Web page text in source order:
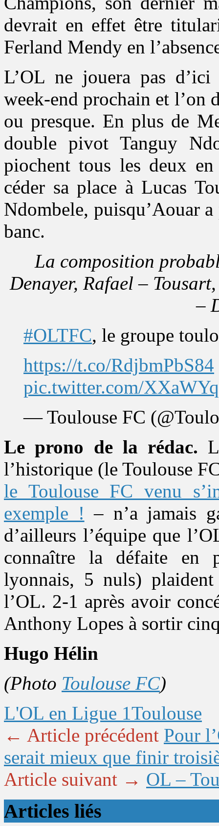
devrait en effet être
Ferland Mendy en
L’OL ne jouera pas
week-end prochain et l’on
ou presque. En plus de
double pivot Tanguy
piochent tous les deux
céder sa place à Lucas
Ndombele, puisqu’Aouar
banc.
La composition
Denayer, Rafael –
–
#OLTFC, le groupe
https://t.co/RdjbmPbS84
pic.twitter.com/
— Toulouse FC
Le prono de la rédac.
l’historique (le Toulouse
le Toulouse FC venu
exemple ! – n’a jamais
d’ailleurs l’équipe que
connaître la défaite en
lyonnais, 5 nuls)
l’OL. 2-1 après avoir
Anthony Lopes à sortir
Hugo Hélin
(Photo Toulouse FC)
L'OL en Ligue 1Toulouse
← Article précédent Pour
serait mieux que finir
Article suivant → OL –
Articles liés